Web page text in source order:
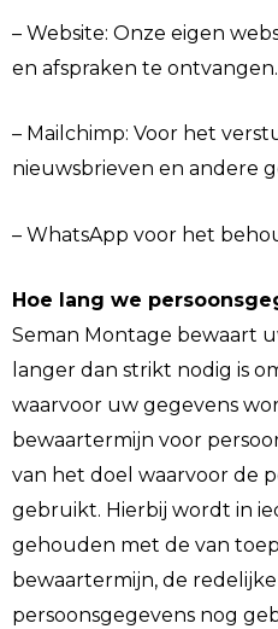
– Website: Onze eigen
en afspraken te ontvangen.
– Mailchimp: Voor het
nieuwsbrieven en andere
– WhatsApp voor het
Hoe lang we
Seman Montage bewaart
langer dan strikt nodig is
waarvoor uw gegevens
bewaartermijn voor
van het doel waarvoor de
gebruikt. Hierbij wordt in
gehouden met de van
bewaartermijn, de
persoonsgegevens nog